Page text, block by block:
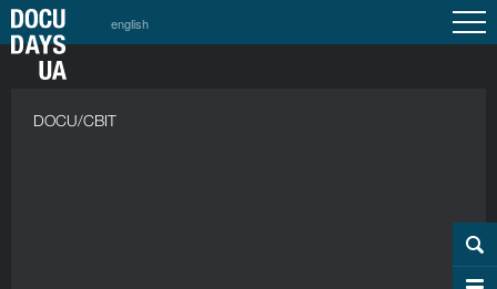
english
DOCU/СВІТ